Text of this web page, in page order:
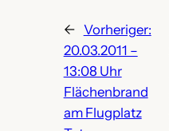
← Vorheriger:
20.03.2011 –
13:08 Uhr
Flächenbrand
am Flugplatz